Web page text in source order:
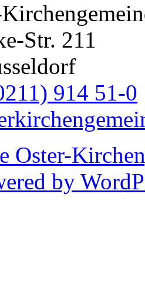
Str. 211
914 51-0
Oster-
by